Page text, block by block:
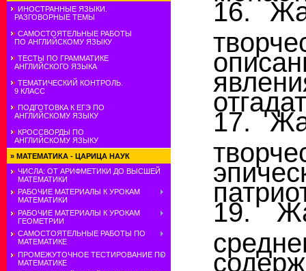
ИНОСТРАННЫЕ ЯЗЫКИ.
РАЗГОВОРНЫЕ ТЕМЫ
САМОСТОЯТЕЛЬНЫЕ РАБОТЫ
ПО АНГЛИЙСКОМУ ЯЗЫКУ
ТЕСТЫ ПО ГРАММАТИКЕ
АНГЛИЙСКОГО ЯЗЫКА
ТЕМАТИЧЕСКИЙ КОНТРОЛЬ.
9 КЛАСС
ПОДГОТОВКА К ЕГЭ ПО
АНГЛИЙСКОМУ ЯЗЫКУ
КРОССВОРДЫ ПО
АНГЛИЙСКОМУ ЯЗЫКУ
» МАТЕМАТИКА - ЦАРИЦА НАУК
ЧИСЛА: ОТ АРИФМЕТИКИ ДО ВЫСШЕЙ
МАТЕМАТИКИ
РАБОЧИЕ МАТЕРИАЛЫ К УРОКАМ
МАТЕМАТИКИ
РАБОЧИЕ МАТЕРИАЛЫ К УРОКАМ
ГЕОМЕТРИИ
САМОСТОЯТЕЛЬНЫЕ РАБОТЫ ПО
МАТЕМАТИКЕ
ПРОМЕЖУТОЧНОЕ ТЕСТИРОВАНИЕ ПО
МАТЕМАТИКЕ
16.
17.
19.